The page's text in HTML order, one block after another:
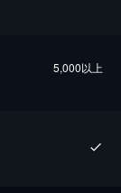
5,000以上